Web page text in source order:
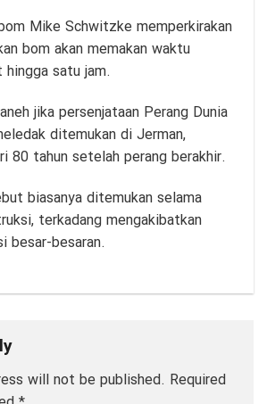
Mike Schwitzke memperkirakan
bom akan memakan waktu
satu jam.
jika persenjataan Perang Dunia
ditemukan di Jerman,
80 tahun setelah perang berakhir.
biasanya ditemukan selama
terkadang mengakibatkan
besar-besaran.
will not be published. Required